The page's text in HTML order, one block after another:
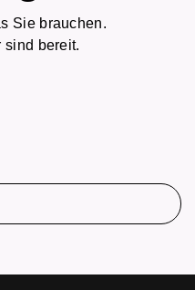
Sie brauchen.
sind bereit.